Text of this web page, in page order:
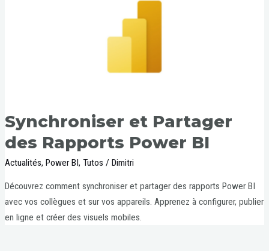
Synchroniser et Partager
des Rapports Power BI
Actualités,Power BI,Tutos /Dimitri
Découvrez comment synchroniser et partager des rapports Power BI
avec vos collègues et sur vos appareils. Apprenez à configurer, publier
en ligne et créer des visuels mobiles.